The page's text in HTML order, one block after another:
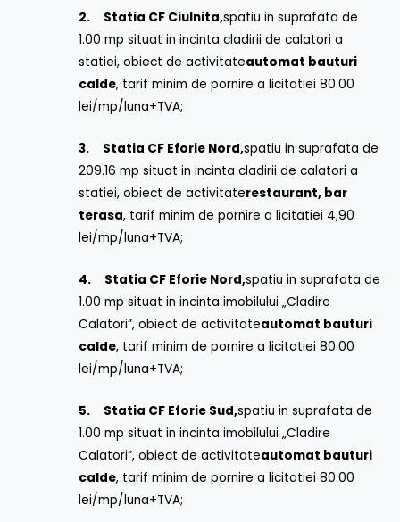
2. Statia CF Ciulnita,spatiu in suprafata de
1.00 mp situat in incinta cladirii de calatori a
statiei, obiect de activitateautomat bauturi
calde, tarif minim de pornire a licitatiei 80.00
lei/mp/luna+TVA;
3. Statia CF Eforie Nord,spatiu in suprafata de
209.16 mp situat in incinta cladirii de calatori a
statiei, obiect de activitaterestaurant, bar
terasa, tarif minim de pornire a licitatiei 4,90
lei/mp/luna+TVA;
4. Statia CF Eforie Nord,spatiu in suprafata de
1.00 mp situat in incinta imobilului „Cladire
Calatori”, obiect de activitateautomat bauturi
calde, tarif minim de pornire a licitatiei 80.00
lei/mp/luna+TVA;
5. Statia CF Eforie Sud,spatiu in suprafata de
1.00 mp situat in incinta imobilului „Cladire
Calatori”, obiect de activitateautomat bauturi
calde, tarif minim de pornire a licitatiei 80.00
lei/mp/luna+TVA;